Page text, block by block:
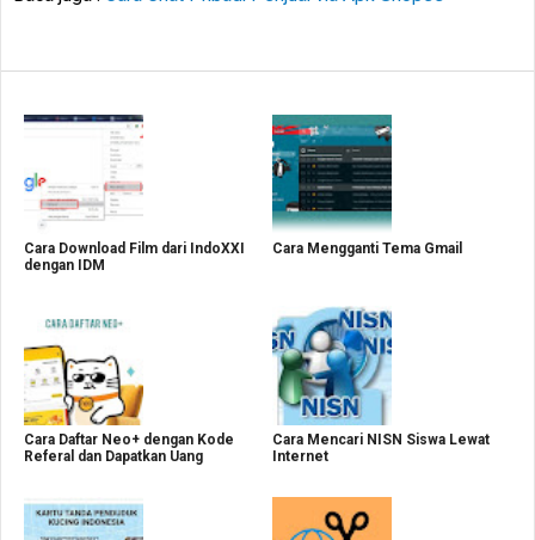
Cara Download Film dari IndoXXI
dengan IDM
Cara Mengganti Tema Gmail
Cara Daftar Neo+ dengan Kode
Referal dan Dapatkan Uang
Cara Mencari NISN Siswa Lewat
Internet